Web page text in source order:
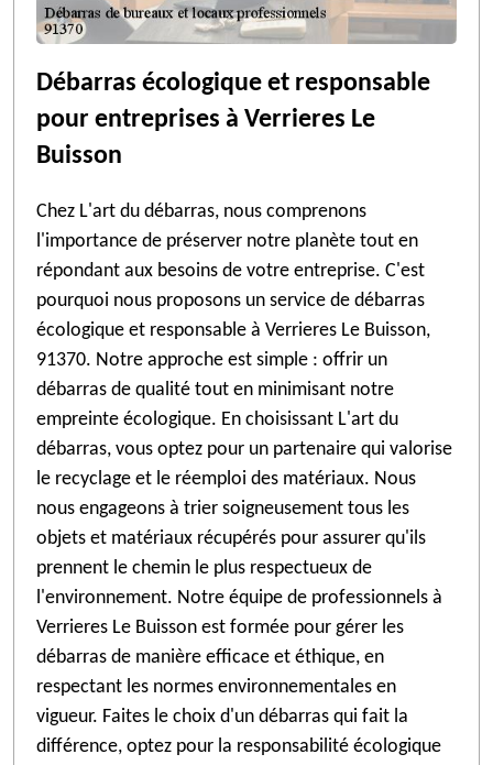
Débarras écologique et responsable
pour entreprises à Verrieres Le
Buisson
Chez L'art du débarras, nous comprenons
l'importance de préserver notre planète tout en
répondant aux besoins de votre entreprise. C'est
pourquoi nous proposons un service de débarras
écologique et responsable à Verrieres Le Buisson,
91370. Notre approche est simple : offrir un
débarras de qualité tout en minimisant notre
empreinte écologique. En choisissant L'art du
débarras, vous optez pour un partenaire qui valorise
le recyclage et le réemploi des matériaux. Nous
nous engageons à trier soigneusement tous les
objets et matériaux récupérés pour assurer qu'ils
prennent le chemin le plus respectueux de
l'environnement. Notre équipe de professionnels à
Verrieres Le Buisson est formée pour gérer les
débarras de manière efficace et éthique, en
respectant les normes environnementales en
vigueur. Faites le choix d'un débarras qui fait la
différence, optez pour la responsabilité écologique